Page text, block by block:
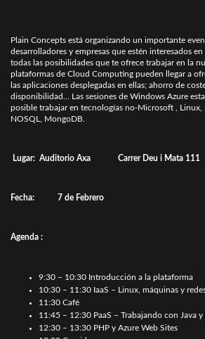
Plain Concepts está organizando un importante
desarrolladores y empresas que estén interesados en
todas las posibilidades que te ofrece trabajar en la
plataformas de Cloud Computing pueden llegar a
las aplicaciones desplegadas en ellas; ahorro de
disponibilidad… Las sesiones de Windows Azure
posible trabajar en tecnologías no-Microsoft , Linux,
NOSQL, MongoDB.
Lugar: Auditorio Axa Carrer Deu i Mata
Fecha: 7 de Febrero
Agenda :
9:30 – 10:30 Introducción a la plataforma
10:30 – 11:30 IaaS – Linux, máquinas y
11:30 Café
11:45 – 12:30 PaaS – Trabajando con Java y
12:30 – 13:30 PHP y Azure Web Sites